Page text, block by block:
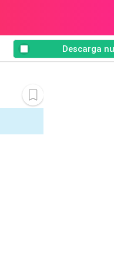
Descarga